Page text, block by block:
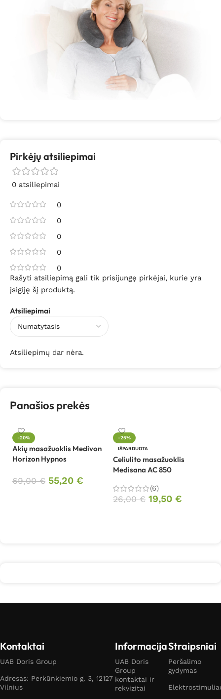
Pirkėjų atsiliepimai
0 atsiliepimai
0
0
0
0
0
Atsiliepimai
Atsiliepimų dar nėra.
Rašyti atsiliepimą gali tik prisijungę pirkėjai, kurie yra
įsigiję šį produktą.
Panašios prekės
-20%
Akių masažuoklis Medivon
Horizon Hypnos
69,00€ 55,20 €
-25%
IŠPARDUOTA
Celiulito masažuoklis
Medisana AC 850
(6)
26,00€ 19,50 €
Kontaktai
UAB Doris Group
Adresas: Perkūnkiemio g. 3, 12127
Vilnius
Informacija
UAB Doris
Group
kontaktai ir
rekvizitai
Straipsniai
Peršalimo
gydymas